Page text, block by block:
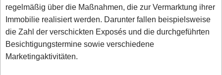
regelmäßig über die Maßnahmen, die zur Vermarktung ihrer
Immobilie realisiert werden. Darunter fallen beispielsweise
die Zahl der verschickten Exposés und die durchgeführten
Besichtigungstermine sowie verschiedene
Marketingaktivitäten.